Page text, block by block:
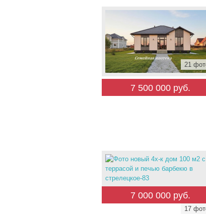
7 500 000 руб.
21
7 000 000 руб.
17